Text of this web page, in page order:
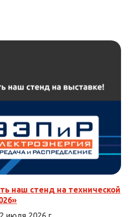
наш стенд на технической